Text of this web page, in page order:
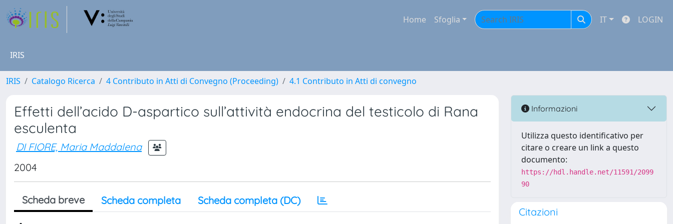
Home Sfoglia IT LOGIN
IRIS
IRIS Catalogo Ricerca 4 Contributo in Atti di Convegno (Proceeding) 4.1 Contributo in Atti di convegno
Effetti dell’acido D-aspartico sull’attività endocrina del testicolo di Rana
esculenta
DI FIORE, Maria Maddalena
2004
Scheda breve Scheda completa Scheda completa (DC)
Informazioni
Utilizza questo identificativo per
citare o creare un link a questo
documento:
https://hdl.handle.net/11591/2099
90
Citazioni